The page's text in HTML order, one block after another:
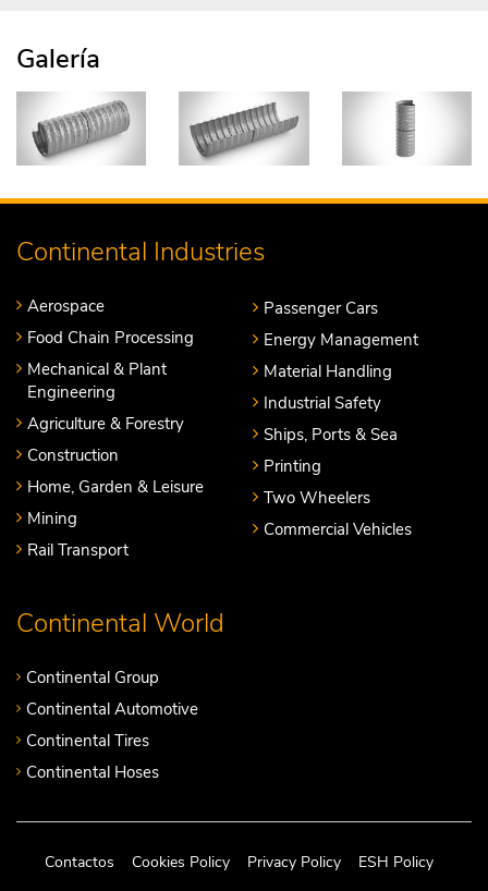
Galería
Continental Industries
Aerospace
Food Chain Processing
Mechanical & Plant
Engineering
Agriculture & Forestry
Construction
Home, Garden & Leisure
Mining
Rail Transport
Passenger Cars
Energy Management
Material Handling
Industrial Safety
Ships, Ports & Sea
Printing
Two Wheelers
Commercial Vehicles
Continental World
Continental Group
Continental Automotive
Continental Tires
Continental Hoses
Contactos Cookies Policy Privacy Policy ESH Policy